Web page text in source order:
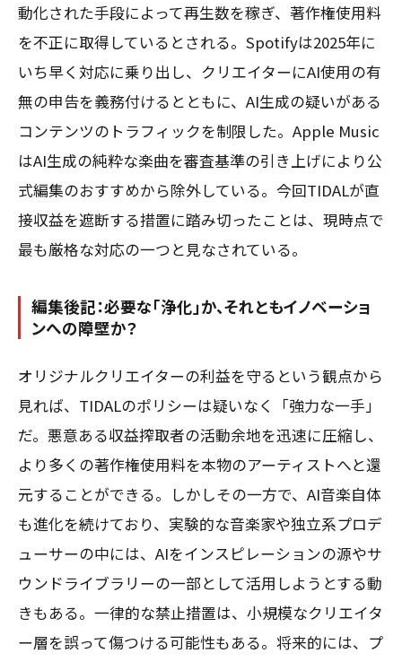
動化された手段によって再生数を稼ぎ、著作権使用料
を不正に取得しているとされる。Spotifyは2025年に
いち早く対応に乗り出し、クリエイターにAI使用の有
無の申告を義務付けるとともに、AI生成の疑いがある
コンテンツのトラフィックを制限した。Apple Music
はAI生成の純粋な楽曲を審査基準の引き上げにより公
式編集のおすすめから除外している。今回TIDALが直
接収益を遮断する措置に踏み切ったことは、現時点で
最も厳格な対応の一つと見なされている。
編集後記：必要な「浄化」か、それともイノベーショ
ンへの障壁か？
オリジナルクリエイターの利益を守るという観点から
見れば、TIDALのポリシーは疑いなく「強力な一手」
だ。悪意ある収益搾取者の活動余地を迅速に圧縮し、
より多くの著作権使用料を本物のアーティストへと還
元することができる。しかしその一方で、AI音楽自体
も進化を続けており、実験的な音楽家や独立系プロデ
ューサーの中には、AIをインスピレーションの源やサ
ウンドライブラリーの一部として活用しようとする動
きもある。一律的な禁止措置は、小規模なクリエイタ
ー層を誤って傷つける可能性もある。将来的には、プ